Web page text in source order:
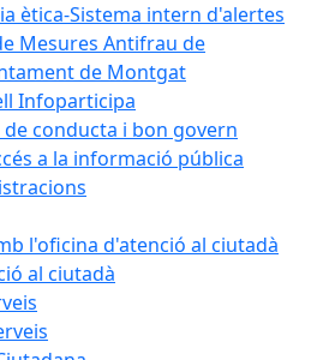
ètica-Sistema intern d'alertes
Mesures Antifrau de
de Montgat
Infoparticipa
de conducta i bon govern
a la informació pública
l'oficina d'atenció al ciutadà
al ciutadà